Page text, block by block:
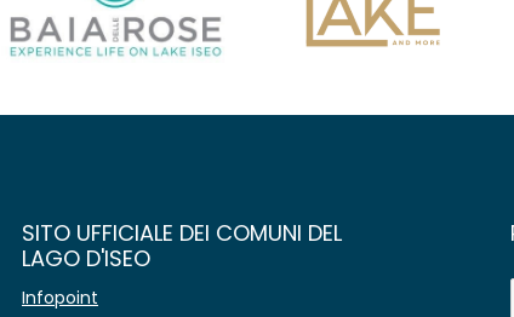
SITO UFFICIALE DEI COMUNI DEL
LAGO D'ISEO
Infopoint